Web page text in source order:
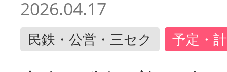
2026.04.17
民鉄・公営・三セク 予定・